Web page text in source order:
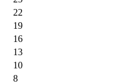
22
19
16
13
10
8